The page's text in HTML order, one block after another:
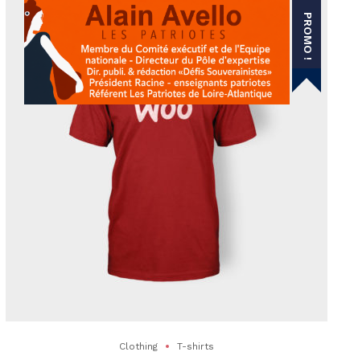
PROMO !
Clothing T-shirts